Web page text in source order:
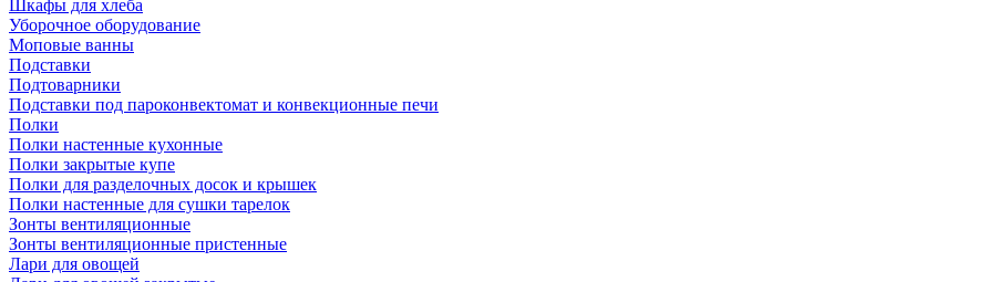
Шкафы для хлеба
Уборочное оборудование
Моповые ванны
Подставки
Подтоварники
Подставки под пароконвектомат и конвекционные печи
Полки
Полки настенные кухонные
Полки закрытые купе
Полки для разделочных досок и крышек
Полки настенные для сушки тарелок
Зонты вентиляционные
Зонты вентиляционные пристенные
Лари для овощей